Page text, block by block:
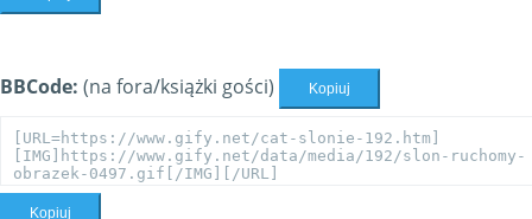
BBCode: (na fora/książki gości) Kopiuj
Kopiuj